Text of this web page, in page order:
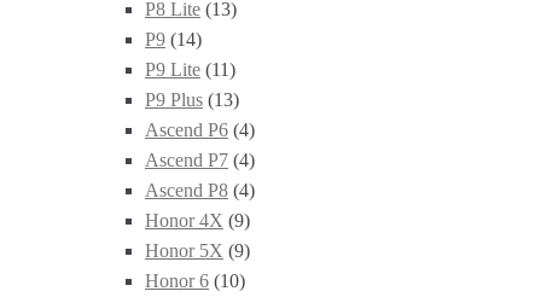
P8 Lite (13)
P9 (14)
P9 Lite (11)
P9 Plus (13)
Ascend P6 (4)
Ascend P7 (4)
Ascend P8 (4)
Honor 4X (9)
Honor 5X (9)
Honor 6 (10)